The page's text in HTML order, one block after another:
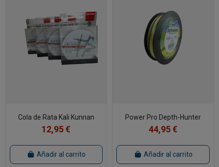
Cola de Rata Kali Kunnan
12,95 €
Añadir al carrito
Power Pro Depth-Hunter
44,95 €
Añadir al carrito